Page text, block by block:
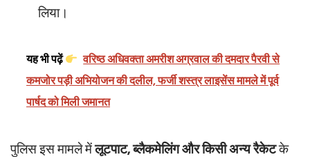
लिया।
यह भी पढ़ें
वरिष्ठ अधिवक्ता अमरीश अग्रवाल की दमदार पैरवी से
कमजोर पड़ी अभियोजन की दलील, फर्जी शस्त्र लाइसेंस मामले में पूर्व
पार्षद को मिली जमानत
पुलिस इस मामले मेंलूटपाट, ब्लैकमेलिंग और किसी अन्य रैकेटके